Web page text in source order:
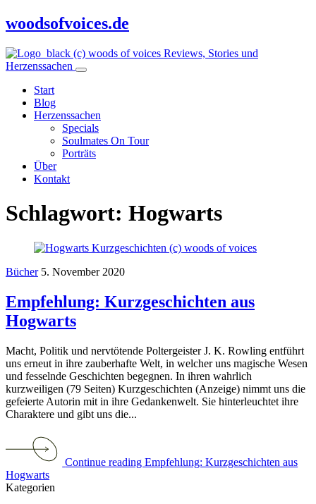
woodsofvoices.de
Reviews, Stories und
Herzenssachen
Start
Blog
Herzenssachen
Specials
Soulmates On Tour
Porträts
Über
Kontakt
Schlagwort: Hogwarts
Bücher 5. November 2020
Empfehlung: Kurzgeschichten aus
Hogwarts
Macht, Politik und nervtötende Poltergeister J. K. Rowling entführt
uns erneut in ihre zauberhafte Welt, in welcher uns magische Wesen
und fesselnde Geschichten begegnen. In ihren wahrlich
kurzweiligen (79 Seiten) Kurzgeschichten (Anzeige) nimmt uns die
gefeierte Autorin mit in ihre Gedankenwelt. Sie hinterleuchtet ihre
Charaktere und gibt uns die...
Continue reading Empfehlung: Kurzgeschichten aus
Hogwarts
Kategorien